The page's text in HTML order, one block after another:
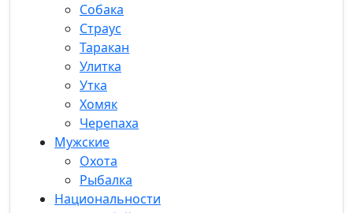
Собака
Страус
Таракан
Улитка
Утка
Хомяк
Черепаха
Мужские
Охота
Рыбалка
Национальности